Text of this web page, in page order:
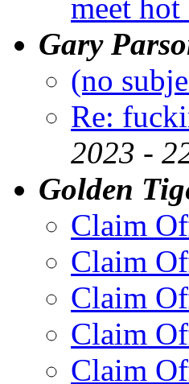
meet hot
Gary
(no
Re:
2023 -
Golden
Claim
Claim
Claim
Claim
Claim